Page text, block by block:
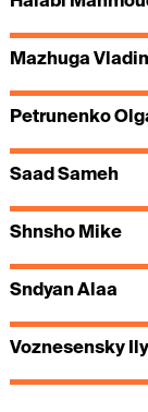
Mazhuga
Petrunenko
Saad Sameh
Shnsho Mike
Sndyan Alaa
Voznesensky